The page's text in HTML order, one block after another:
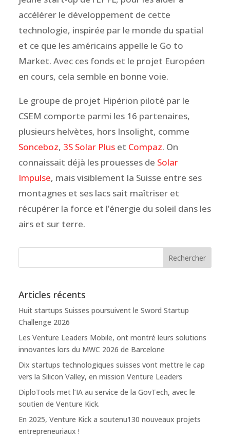
accélérer le développement de cette
technologie, inspirée par le monde du spatial
et ce que les américains appelle le Go to
Market. Avec ces fonds et le projet Européen
en cours, cela semble en bonne voie.
Le groupe de projet Hipérion piloté par le
CSEM comporte parmi les 16 partenaires,
plusieurs helvètes, hors Insolight, comme
Sonceboz, 3S Solar Plus et Compaz. On
connaissait déjà les prouesses de Solar
Impulse, mais visiblement la Suisse entre ses
montagnes et ses lacs sait maîtriser et
récupérer la force et l’énergie du soleil dans les
airs et sur terre.
Articles récents
Huit startups Suisses poursuivent le Sword Startup
Challenge 2026
Les Venture Leaders Mobile, ont montré leurs solutions
innovantes lors du MWC 2026 de Barcelone
Dix startups technologiques suisses vont mettre le cap
vers la Silicon Valley, en mission Venture Leaders
DiploTools met l’IA au service de la GovTech, avec le
soutien de Venture Kick.
En 2025, Venture Kick a soutenu130 nouveaux projets
entrepreneuriaux !